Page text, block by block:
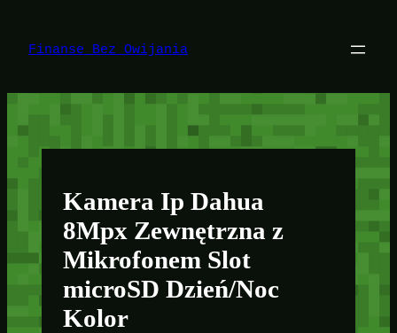
treści
Finanse Bez Owijania
Kamera Ip Dahua
8Mpx Zewnętrzna z
Mikrofonem Slot
microSD Dzień/Noc
Kolor